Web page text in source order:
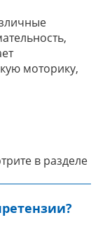
моторику,
в разделе